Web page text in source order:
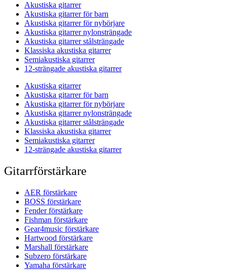
Akustiska gitarrer
Akustiska gitarrer för barn
Akustiska gitarrer för nybörjare
Akustiska gitarrer nylonsträngade
Akustiska gitarrer stålsträngade
Klassiska akustiska gitarrer
Semiakustiska gitarrer
12-strängade akustiska gitarrer
Akustiska gitarrer
Akustiska gitarrer för barn
Akustiska gitarrer för nybörjare
Akustiska gitarrer nylonsträngade
Akustiska gitarrer stålsträngade
Klassiska akustiska gitarrer
Semiakustiska gitarrer
12-strängade akustiska gitarrer
Gitarrförstärkare
AER förstärkare
BOSS förstärkare
Fender förstärkare
Fishman förstärkare
Gear4music förstärkare
Hartwood förstärkare
Marshall förstärkare
Subzero förstärkare
Yamaha förstärkare